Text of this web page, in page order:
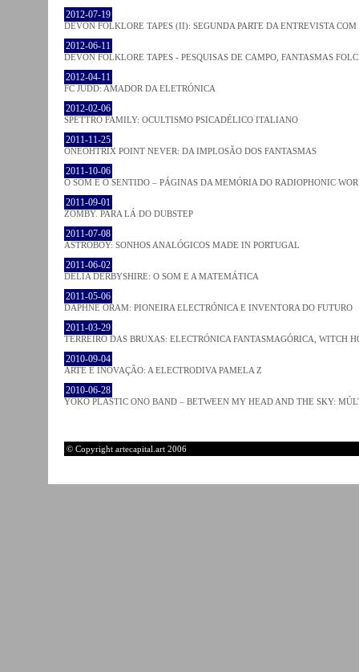
2012-07-19
DEVON FOLKLORE TAPES (II): SEGUNDA PARTE DA ENTREVISTA
2012-06-11
DEVON FOLKLORE TAPES - PESQUISAS DE CAMPO, FANTASMAS
2012-04-11
FC JUDD: AMADOR DA ELETRÓNICA
2012-02-06
SPETTRO FAMILY: OCULTISMO PSICADÉLICO ITALIANO
2011-11-25
ONEOHTRIX POINT NEVER: DA IMPLOSÃO DOS FANTASMAS
2011-10-06
O SOM E O SENTIDO – PÁGINAS DA MEMÓRIA DO RADIOPHONIC
2011-09-01
ZOMBY. PARA LÁ DO DUBSTEP
2011-07-08
ASTROBOY: SONHOS ANALÓGICOS MADE IN PORTUGAL
2011-06-02
DELIA DERBYSHIRE: O SOM E A MATEMÁTICA
2011-05-06
DAPHNE ORAM: PIONEIRA ELECTRÓNICA E INVENTORA DO FUTURO
2011-03-29
TERREIRO DAS BRUXAS: ELECTRÓNICA FANTASMAGÓRICA, WITCH
2010-09-04
ARTE E INOVAÇÃO: A ELECTRODIVA PAMELA Z
2010-06-28
YOKO PLASTIC ONO BAND – BETWEEN MY HEAD AND THE SKY:
© Copyright artecapital.art 2006